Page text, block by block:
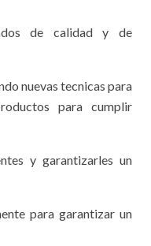
de calidad y de
nuevas tecnicas para
para cumplir
y garantizarles un
para garantizar un